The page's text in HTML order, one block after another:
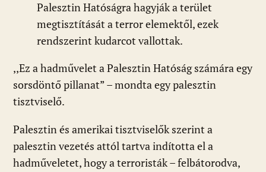
Palesztin Hatóságra hagyják a terület
megtisztítását a terror elemektől, ezek
rendszerint kudarcot vallottak.
,,Ez a hadművelet a Palesztin Hatóság számára egy
sorsdöntő pillanat” – mondta egy palesztin
tisztviselő.
Palesztin és amerikai tisztviselők szerint a
palesztin vezetés attól tartva indította el a
hadműveletet, hogy a terroristák – felbátorodva,